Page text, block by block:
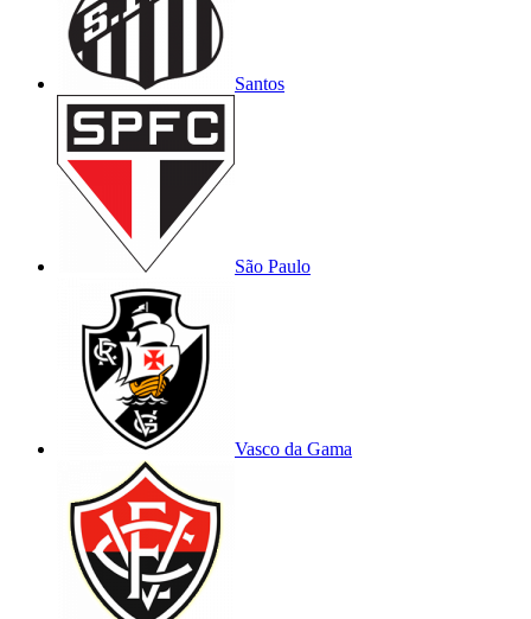
Santos
São Paulo
Vasco da Gama